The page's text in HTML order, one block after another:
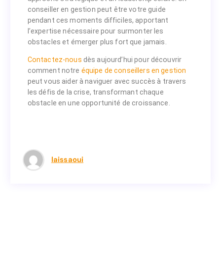
conseiller en gestion peut être votre guide
pendant ces moments difficiles, apportant
l’expertise nécessaire pour surmonter les
obstacles et émerger plus fort que jamais.
Contactez-nous dès aujourd’hui pour découvrir
comment notre équipe de conseillers en gestion
peut vous aider à naviguer avec succès à travers
les défis de la crise, transformant chaque
obstacle en une opportunité de croissance.
laissaoui